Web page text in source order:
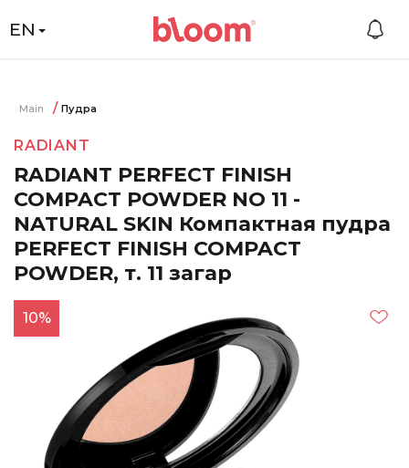
EN
Main Пудра
RADIANT
RADIANT PERFECT FINISH
COMPACT POWDER NO 11 -
NATURAL SKIN Компактная пудра
PERFECT FINISH COMPACT
POWDER, т. 11 загар
10%